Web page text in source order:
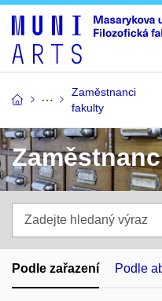
Zaměstnanci
fakulty
hledaný
výraz
Podle zařazení Podle